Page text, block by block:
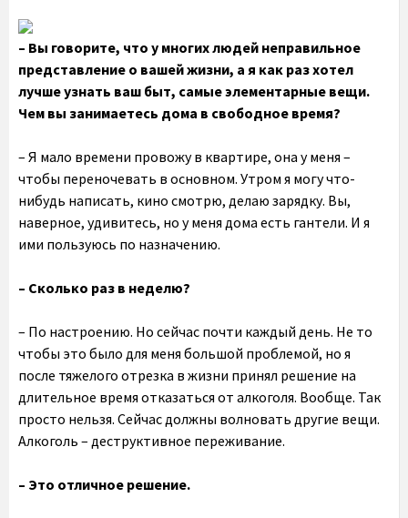
– Вы говорите, что у многих людей неправильное
представление о вашей жизни, а я как раз хотел
лучше узнать ваш быт, самые элементарные вещи.
Чем вы занимаетесь дома в свободное время?
– Я мало времени провожу в квартире, она у меня –
чтобы переночевать в основном. Утром я могу что-
нибудь написать, кино смотрю, делаю зарядку. Вы,
наверное, удивитесь, но у меня дома есть гантели. И я
ими пользуюсь по назначению.
– Сколько раз в неделю?
– По настроению. Но сейчас почти каждый день. Не то
чтобы это было для меня большой проблемой, но я
после тяжелого отрезка в жизни принял решение на
длительное время отказаться от алкоголя. Вообще. Так
просто нельзя. Сейчас должны волновать другие вещи.
Алкоголь – деструктивное переживание.
– Это отличное решение.